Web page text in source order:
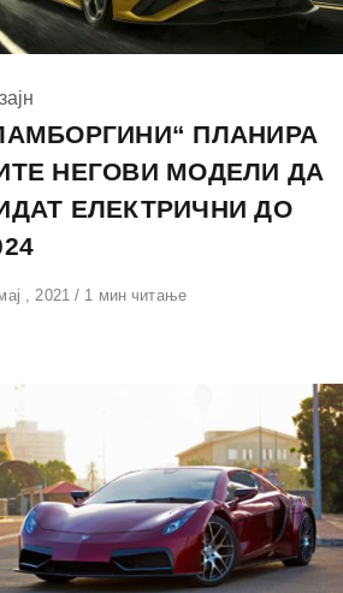
ПЛАНИРА
НЕГОВИ МОДЕЛИ ДА
ЕЛЕКТРИЧНИ ДО
, 2021 1 мин читање